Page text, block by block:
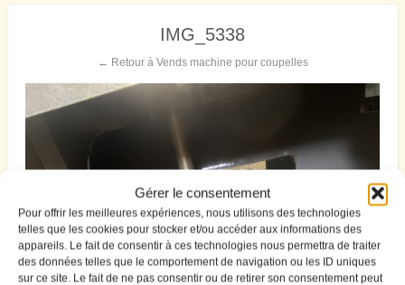
Gérer le consentement
Pour offrir les meilleures expériences, nous utilisons des technologies
telles que les cookies pour stocker et/ou accéder aux informations des
appareils. Le fait de consentir à ces technologies nous permettra de traiter
des données telles que le comportement de navigation ou les ID uniques
sur ce site. Le fait de ne pas consentir ou de retirer son consentement peut
IMG_5338
← Retour à Vends machine pour coupelles